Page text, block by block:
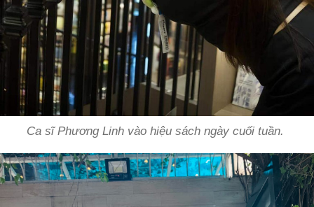
Ca sĩ Phương Linh vào hiệu sách ngày cuối tuần.